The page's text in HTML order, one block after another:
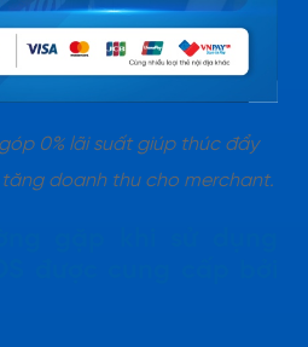
0% lãi suất giúp thúc đẩy
doanh thu cho merchant.